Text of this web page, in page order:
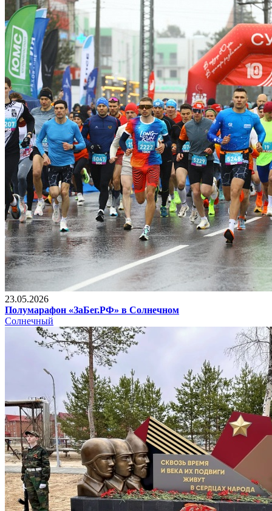
23.05.2026
Полумарафон «ЗаБег.РФ» в Солнечном
Солнечный